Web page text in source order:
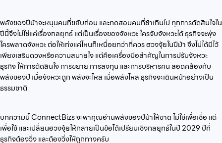
พลังของปีม้าจะหนุนคนที่ขยับก่อน และทดสอบคนที่ช้าเกินไป ทุกการตัดสินใจใน
ปีนี้จึงไม่ใช่แค่เรื่องกลยุทธ์ แต่เป็นเรื่องของจังหวะ ใครจับจังหวะได้ ธุรกิจจะพุ่ง
ใครพลาดจังหวะ ต่อให้เก่งแค่ไหนก็เหนื่อยกว่าที่ควร ฮวงจุ้ยในปีม้า จึงไม่ได้มีไว้
เพียงเสริมดวงหรือความสบายใจ แต่คือเครื่องมือสำคัญในการปรับจังหวะ
ธุรกิจ ให้การตัดสินใจ การขยาย การลงทุน และการบริหารคน สอดคล้องกับ
พลังของปี เมื่อจังหวะถูก พลังจะไหล เมื่อพลังไหล ธุรกิจจะเดินหน้าอย่างเป็น
ธรรมชาติ
บทความนี้ ConnectBizs จะพาคุณอ่านพลังของปีม้าให้ขาด ไม่ใช่เพื่อเชื่อ แต่
เพื่อใช้ และเปลี่ยนฮวงจุ้ยให้กลายเป็นข้อได้เปรียบเชิงกลยุทธ์ในปี 2029 ปีที่
ธุรกิจต้องวิ่ง และต้องวิ่งให้ถูกทางครับ